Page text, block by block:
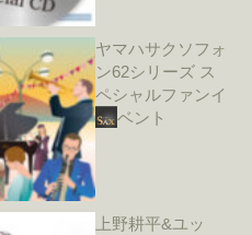
ヤマハサクソフォ
ン62シリーズ ス
ペシャルファンイ
ベント
上野耕平&ユッ